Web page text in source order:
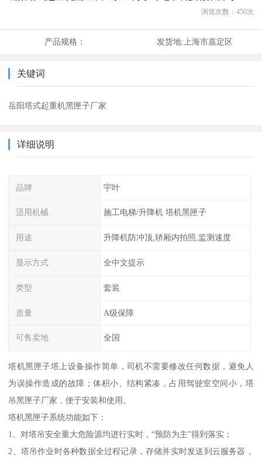
浏览次数： 450次
产品规格： 发货地:上海市嘉定区
关键词
岳阳塔式起重机黑匣子厂家
详细说明
品牌 宇叶
适用机械 施工电梯/升降机 塔机黑匣子
用途 升降机防冲顶,轿厢内拍照,监测速度
显示方式 全中文提示
类型 套装
质量 A级保障
可售卖地 全国
塔机黑匣子塔上设备操作简单，司机不需要修改任何数据，避免人
为误操作造成的故障；体积小、结构紧凑，占用驾驶室空间小，塔
吊黑匣子厂家，便于安装和使用。
塔机黑匣子系统功能如下：
1、对塔吊安全重大危险源均进行实时，“预防为主”得到落实；
2、塔吊作业时各种数据全过程记录，存储并实时发送到云服务器，